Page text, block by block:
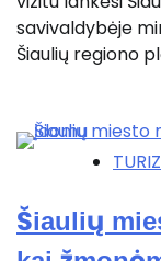
savivaldybėje
Šiaulių regiono
Šiaulių